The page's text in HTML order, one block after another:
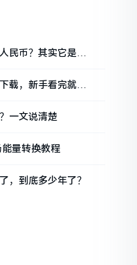
民币？其实它是个
载，新手看完就懂
一文说清楚
量转换教程
，到底多少年了？